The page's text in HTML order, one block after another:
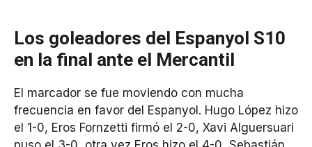
Los goleadores del Espanyol S10
en la final ante el Mercantil
El marcador se fue moviendo con mucha
frecuencia en favor del Espanyol. Hugo López hizo
el 1-0, Eros Fornzetti firmó el 2-0, Xavi Alguersuari